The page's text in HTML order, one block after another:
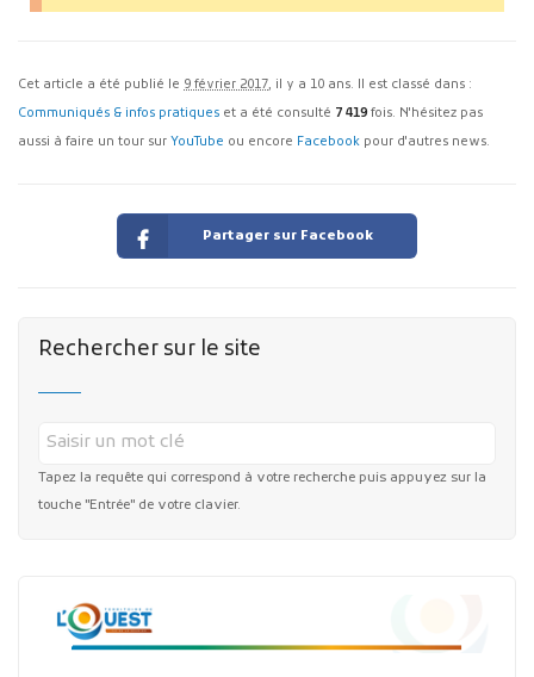
Cet article a été publié le 9 février 2017, il y a 10 ans. Il est classé dans :
Communiqués & infos pratiques et a été consulté 7 419 fois. N'hésitez pas
aussi à faire un tour sur YouTube ou encore Facebook pour d'autres news.
Partager sur Facebook
Rechercher sur le site
Tapez la requête qui correspond à votre recherche puis appuyez sur la
touche "Entrée" de votre clavier.